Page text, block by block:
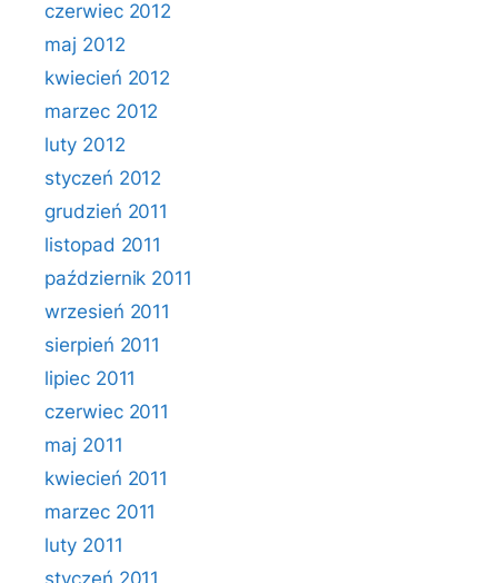
czerwiec 2012
maj 2012
kwiecień 2012
marzec 2012
luty 2012
styczeń 2012
grudzień 2011
listopad 2011
październik 2011
wrzesień 2011
sierpień 2011
lipiec 2011
czerwiec 2011
maj 2011
kwiecień 2011
marzec 2011
luty 2011
styczeń 2011